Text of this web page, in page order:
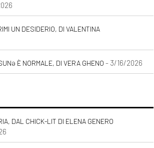
UN DESIDERIO, DI VALENTINA
È NORMALE, DI VERA GHENO - 3/16/2026
DAL CHICK-LIT DI ELENA GENERO